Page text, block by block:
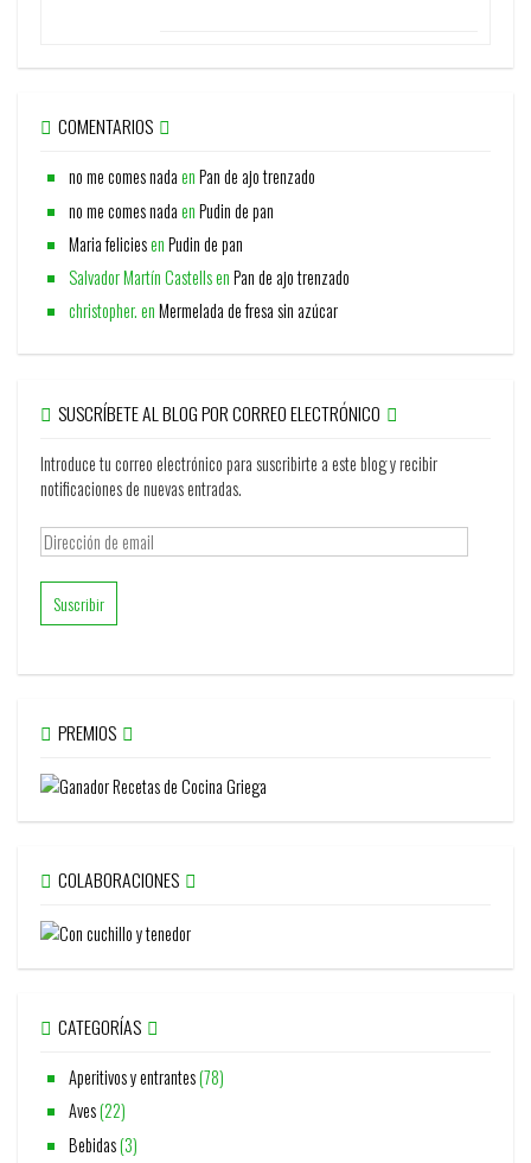
COMENTARIOS
no me comes nadaenPan de ajo trenzado
no me comes nadaenPudin de pan
Maria feliciesenPudin de pan
Salvador Martín CastellsenPan de ajo trenzado
christopher.enMermelada de fresa sin azúcar
SUSCRÍBETE AL BLOG POR CORREO ELECTRÓNICO
Introduce tu correo electrónico para suscribirte a este blog y recibir
notificaciones de nuevas entradas.
Dirección
de
email
PREMIOS
COLABORACIONES
CATEGORÍAS
Aperitivos y entrantes(78)
Aves(22)
Bebidas(3)